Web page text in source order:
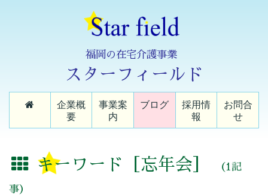
福岡の在宅介護事業
スターフィールド
企業概
要
事業案
内
ブログ
採用情
報
お問合
せ
キーワード［忘年会］ （1記
事）